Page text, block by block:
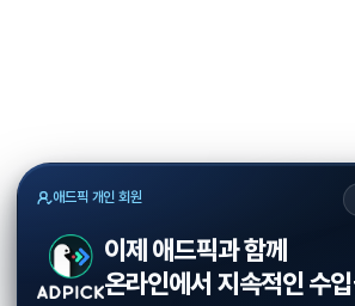
애드픽 개인 회원
이제 애드픽과 함께
온라인에서 지속적인 수